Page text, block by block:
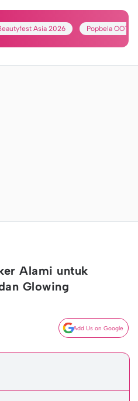
Asia 2026 Popbela OOTD
Alami untuk
Glowing
Add Us on Google